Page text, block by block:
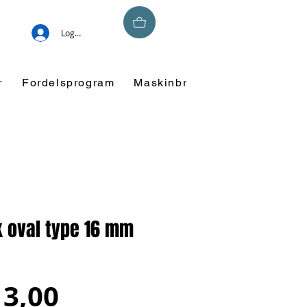
Logg inn
Fordelsprogram Maskinbroderi
type 16 mm